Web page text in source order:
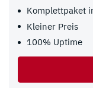
Komplettpaket
Kleiner Preis
100% Uptime